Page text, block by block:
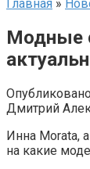
Главная »
Модные
Дмитрий
Инна Morata,
на какие